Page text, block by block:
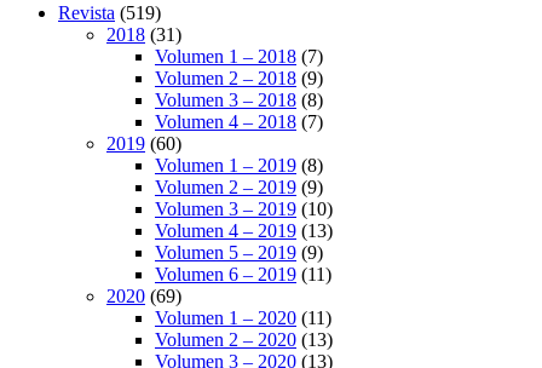
Revista (519)
2018 (31)
Volumen 1 – 2018 (7)
Volumen 2 – 2018 (9)
Volumen 3 – 2018 (8)
Volumen 4 – 2018 (7)
2019 (60)
Volumen 1 – 2019 (8)
Volumen 2 – 2019 (9)
Volumen 3 – 2019 (10)
Volumen 4 – 2019 (13)
Volumen 5 – 2019 (9)
Volumen 6 – 2019 (11)
2020 (69)
Volumen 1 – 2020 (11)
Volumen 2 – 2020 (13)
Volumen 3 – 2020 (13)